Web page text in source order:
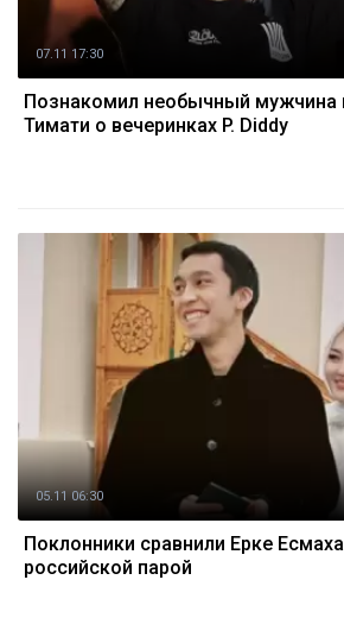
07.11 17:30
Познакомил необычный мужчина
Тимати о вечеринках P. Diddy
05.11 06:30
Поклонники сравнили Ерке
российской парой